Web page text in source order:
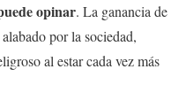
opinar. La ganancia de
por la sociedad,
al estar cada vez más